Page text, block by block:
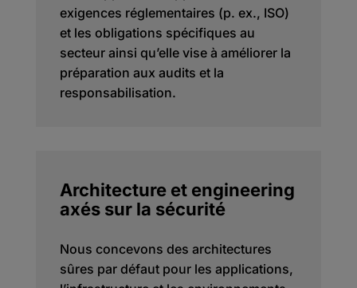
exigences réglementaires (p. ex., ISO)
et les obligations spécifiques au
secteur ainsi qu’elle vise à améliorer la
préparation aux audits et la
responsabilisation.
Architecture et engineering
axés sur la sécurité
Nous concevons des architectures
sûres par défaut pour les applications,